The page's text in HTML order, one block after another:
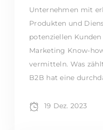
Unternehmen mit
Produkten und
potenziellen
Marketing Know-
vermitteln. Was
B2B hat eine
19 Dez. 2023